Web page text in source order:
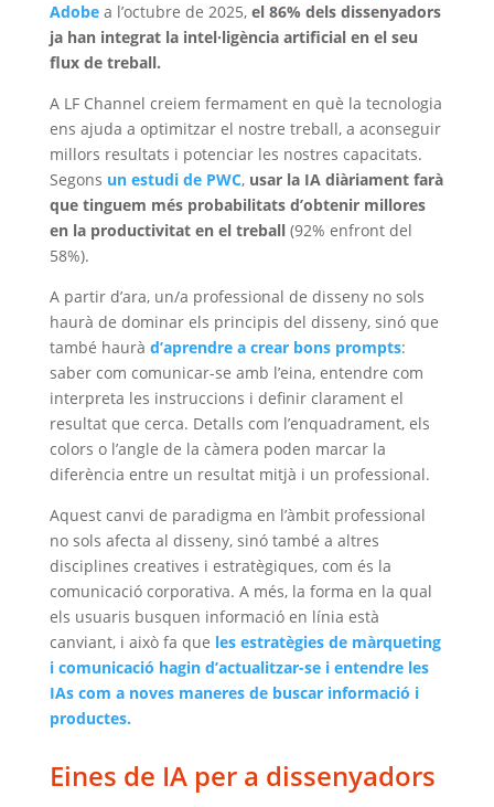
Adobea l’octubre de 2025, el 86% dels dissenyadors
ja han integrat la intel·ligència artificial en el seu
flux de treball.
A LF Channel creiem fermament en què la tecnologia
ens ajuda a optimitzar el nostre treball, a aconseguir
millors resultats i potenciar les nostres capacitats.
Segons un estudi de PWC, usar la IA diàriament farà
que tinguem més probabilitats d’obtenir millores
en la productivitat en el treball(92% enfront del
58%).
A partir d’ara, un/a professional de disseny no sols
haurà de dominar els principis del disseny, sinó que
també haurà d’aprendre a crear bons prompts:
saber com comunicar-se amb l’eina, entendre com
interpreta les instruccions i definir clarament el
resultat que cerca. Detalls com l’enquadrament, els
colors o l’angle de la càmera poden marcar la
diferència entre un resultat mitjà i un professional.
Aquest canvi de paradigma en l’àmbit professional
no sols afecta al disseny, sinó també a altres
disciplines creatives i estratègiques, com és la
comunicació corporativa. A més, la forma en la qual
els usuaris busquen informació en línia està
canviant, i això fa que les estratègies de màrqueting
i comunicació hagin d’actualitzar-se i entendre les
IAs com a noves maneres de buscar informació i
productes.
Eines de IA per a dissenyadors